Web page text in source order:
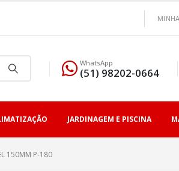
WhatsApp
(51) 98202-0664
JARDINAGEM E PISCINA
150MM P-180